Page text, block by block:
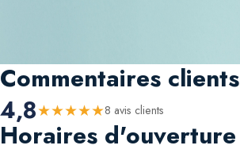
Commentaires clients
4,8★★★★★8 avis clients
Horaires d'ouverture